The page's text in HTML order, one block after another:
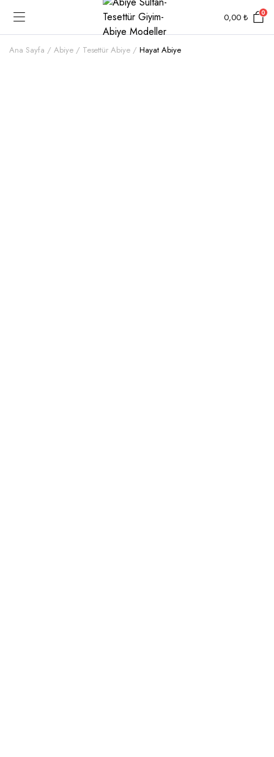
0,00 ₺ 0
Ana Sayfa Abiye Tesettür Abiye Hayat Abiye